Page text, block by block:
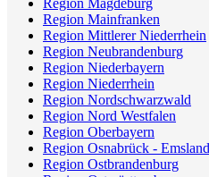
Region Magdeburg
Region Mainfranken
Region Mittlerer Niederrhein
Region Neubrandenburg
Region Niederbayern
Region Niederrhein
Region Nordschwarzwald
Region Nord Westfalen
Region Oberbayern
Region Osnabrück -
Region Ostbrandenburg